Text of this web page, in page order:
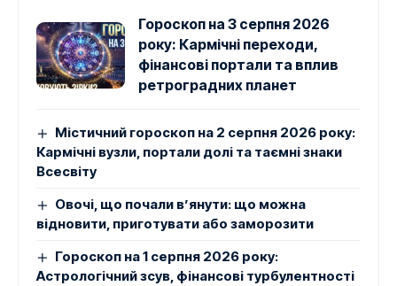
Гороскоп на 3 серпня 2026
року: Кармічні переходи,
фінансові портали та вплив
ретроградних планет
Містичний гороскоп на 2 серпня 2026 року:
Кармічні вузли, портали долі та таємні знаки
Всесвіту
Овочі, що почали в’янути: що можна
відновити, приготувати або заморозити
Гороскоп на 1 серпня 2026 року:
Астрологічний зсув, фінансові турбулентності